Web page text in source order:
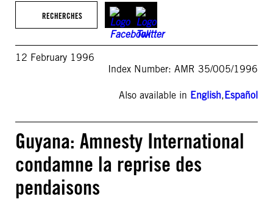
RECHERCHES
12 February 1996
Index Number: AMR 35/005/1996
Also available in English,Español
Guyana: Amnesty International
condamne la reprise des
pendaisons